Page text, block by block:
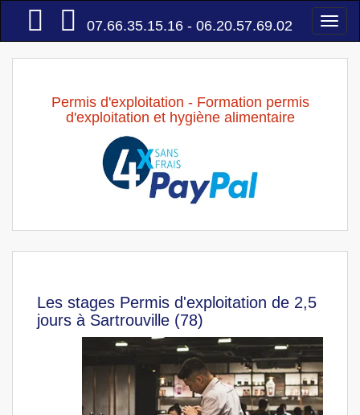
Accueil
07.66.35.15.16 - 06.20.57.69.02
Permis d'exploitation - Formation permis
d'exploitation et hygiène alimentaire
Les stages Permis d'exploitation de 2,5
jours à Sartrouville (78)